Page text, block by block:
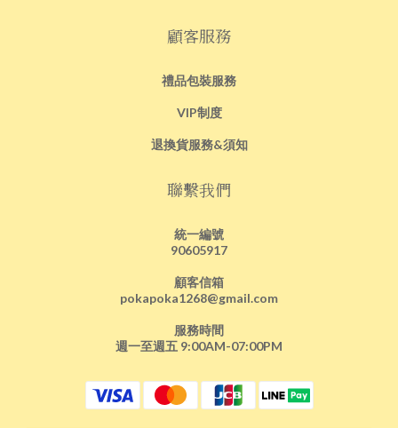
顧客服務
禮品包裝服務
VIP制度
退換貨服務&須知
聯繫我們
統一編號
90605917
顧客信箱
pokapoka1268@gmail.com
服務時間
週一至週五 9:00AM-07:00PM